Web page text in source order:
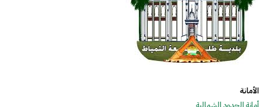
الأمانة